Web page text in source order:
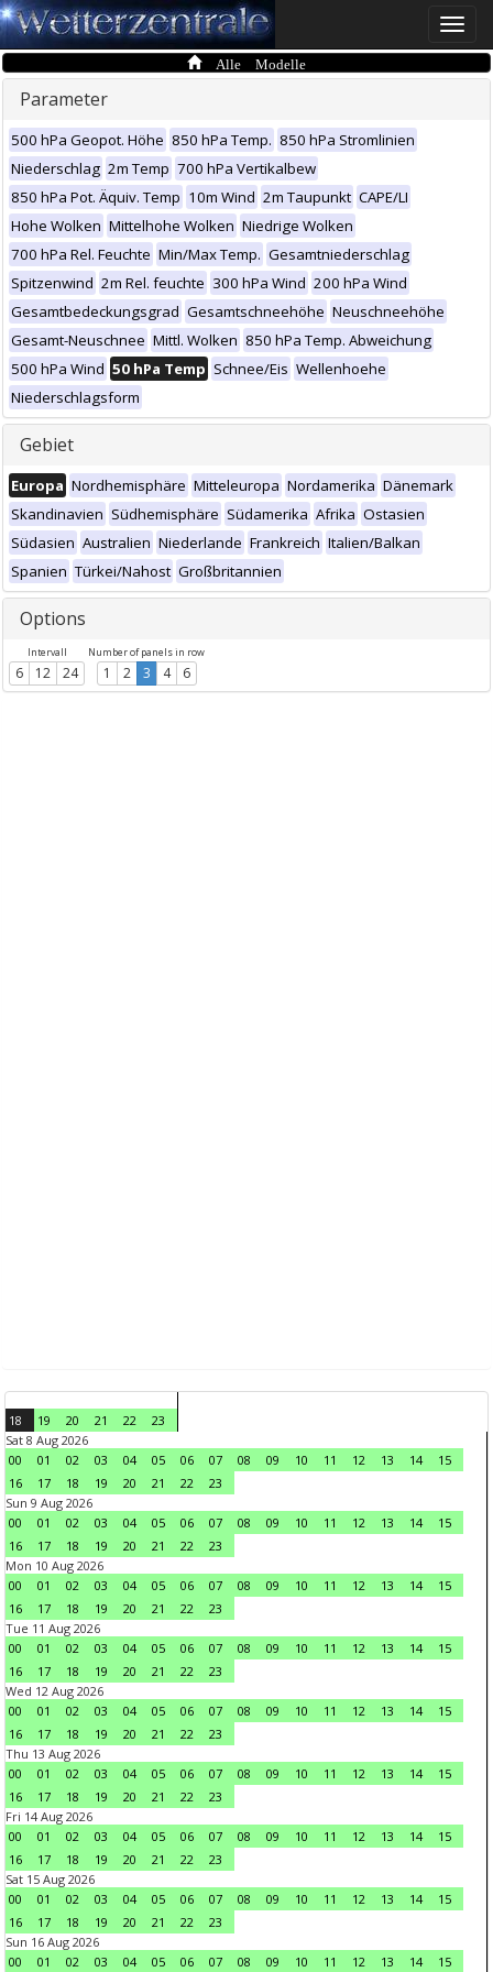
Toggle
Alle Modelle
Parameter
500 hPa Geopot. Höhe 850 hPa Temp. 850 hPa Stromlinien
Niederschlag 2m Temp 700 hPa Vertikalbew
850 hPa Pot. Äquiv. Temp 10m Wind 2m Taupunkt CAPE/LI
Hohe Wolken Mittelhohe Wolken Niedrige Wolken
700 hPa Rel. Feuchte Min/Max Temp. Gesamtniederschlag
Spitzenwind 2m Rel. feuchte 300 hPa Wind 200 hPa Wind
Gesamtbedeckungsgrad Gesamtschneehöhe Neuschneehöhe
Gesamt-Neuschnee Mittl. Wolken 850 hPa Temp. Abweichung
500 hPa Wind 50 hPa Temp Schnee/Eis Wellenhoehe
Niederschlagsform
Gebiet
Europa Nordhemisphäre Mitteleuropa Nordamerika Dänemark
Skandinavien Südhemisphäre Südamerika Afrika Ostasien
Südasien Australien Niederlande Frankreich Italien/Balkan
Spanien Türkei/Nahost Großbritannien
Options
Intervall
6 12 24
Number of panels in row
1 2 3 4 6
18 19 20 21 22
23
Sat 8 Aug 2026
00
01 02 03 04 05 06 07 08 09 10 11 12 13 14
15
16
17 18 19 20 21 22
23
Sun 9 Aug 2026
00
01 02 03 04 05 06 07 08 09 10 11 12 13 14
15
16
17 18 19 20 21 22
23
Mon 10 Aug 2026
00
01 02 03 04 05 06 07 08 09 10 11 12 13 14
15
16
17 18 19 20 21 22
23
Tue 11 Aug 2026
00
01 02 03 04 05 06 07 08 09 10 11 12 13 14
15
16
17 18 19 20 21 22
23
Wed 12 Aug 2026
00
01 02 03 04 05 06 07 08 09 10 11 12 13 14
15
16
17 18 19 20 21 22
23
Thu 13 Aug 2026
00
01 02 03 04 05 06 07 08 09 10 11 12 13 14
15
16
17 18 19 20 21 22
23
Fri 14 Aug 2026
00
01 02 03 04 05 06 07 08 09 10 11 12 13 14
15
16
17 18 19 20 21 22
23
Sat 15 Aug 2026
00
01 02 03 04 05 06 07 08 09 10 11 12 13 14
15
16
17 18 19 20 21 22
23
Sun 16 Aug 2026
00
01 02 03 04 05 06 07 08 09 10 11 12 13 14 15